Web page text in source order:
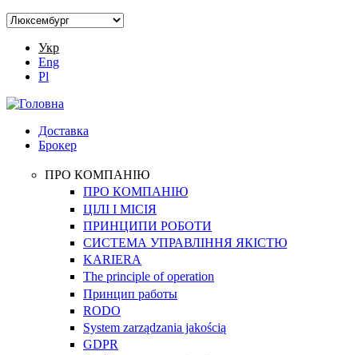
Укр
Eng
Pl
Доставка
Брокер
ПРО КОМПАНІЮ
ПРО КОМПАНІЮ
ЦІЛІ І МІСІЯ
ПРИНЦИПИ РОБОТИ
СИСТЕМА УПРАВЛІННЯ ЯКІСТЮ
KARIERA
The principle of operation
Принцип работы
RODO
System zarządzania jakością
GDPR